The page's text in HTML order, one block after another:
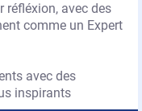
réfléxion, avec des
comme un Expert
avec des
inspirants